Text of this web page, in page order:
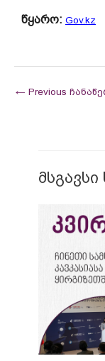
წყარო: Gov.kz
← Previous
მსგავსი